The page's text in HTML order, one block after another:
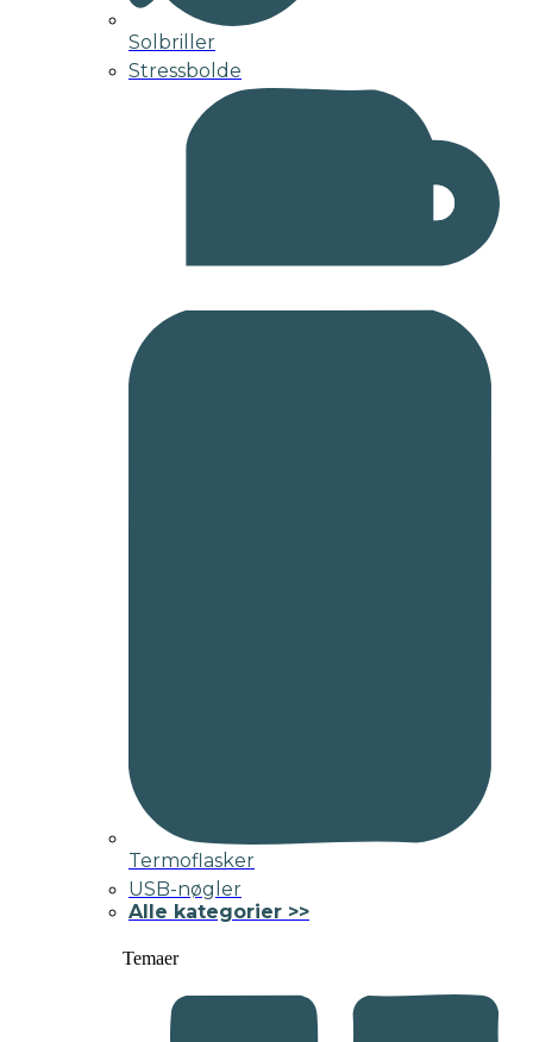
Solbriller
Stressbolde
Termoflasker
USB-nøgler
Alle kategorier >>
Temaer